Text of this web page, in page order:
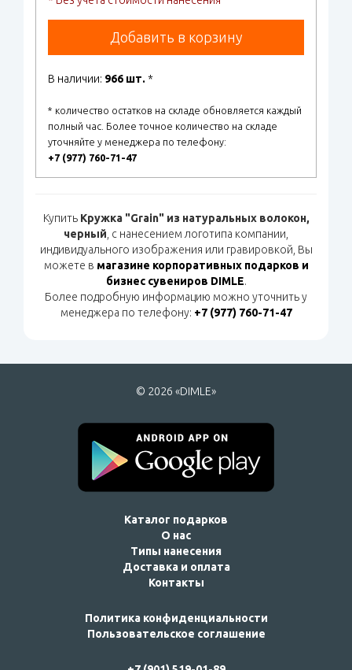
Добавить в корзину
В наличии: 966 шт. *
* количество остатков на складе обновляется каждый
полный час. Более точное количество на складе
уточняйте у менеджера по телефону:
+7 (977) 760-71-47
Купить Кружка "Grain" из натуральных волокон,
черный , с нанесением логотипа компании,
индивидуального изображения или гравировкой, Вы
можете в магазине корпоративных подарков и
бизнес сувениров DIMLE.
Более подробную информацию можно уточнить у
менеджера по телефону: +7 (977) 760-71-47
© 2026 «DIMLE»
Каталог подарков
О нас
Типы нанесения
Доставка и оплата
Контакты
Политика конфиденциальности
Пользовательское соглашение